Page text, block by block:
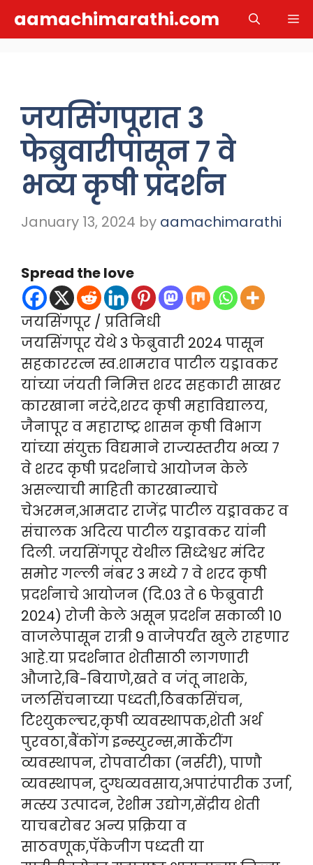
aamachimarathi.com
जयसिंगपूरात 3
फेब्रुवारीपासून 7 वे
भव्य कृषी प्रदर्शन
January 13, 2024 by aamachimarathi
Spread the love
जयसिंगपूर / प्रतिनिधी
जयसिंगपूर येथे 3 फेब्रुवारी 2024 पासून
सहकाररत्न स्व.शामराव पाटील यड्रावकर
यांच्या जंयती निमित्त शरद सहकारी साखर
कारखाना नरंदे,शरद कृषी महाविद्यालय,
जैनापूर व महाराष्ट्र शासन कृषी विभाग
यांच्या संयुक्त विद्यमाने राज्यस्तरीय भव्य 7
वे शरद कृषी प्रदर्शनाचे आयोजन केले
असल्याची माहिती कारखान्याचे
चेअरमन,आमदार राजेंद्र पाटील यड्रावकर व
संचालक अदित्य पाटील यड्रावकर यांनी
दिली. जयसिंगपूर येथील सिध्देश्वर मंदिर
समोर गल्ली नंबर 3 मध्ये 7 वे शरद कृषी
प्रदर्शनाचे आयोजन (दि.03 ते 6 फेब्रुवारी
2024) रोजी केले असून प्रदर्शन सकाळी 10
वाजलेपासून रात्री 9 वाजेपर्यंत खुले राहणार
आहे.या प्रदर्शनात शेतीसाठी लागणारी
औजारे,बि-बियाणे,खते व जंतू नाशके,
जलसिंचनाच्या पध्दती,ठिबकसिंचन,
टिश्युकल्चर,कृषी व्यवस्थापक,शेती अर्थ
पुरवठा,बैंकोंग इन्स्युरन्स,मार्केटींग
व्यवस्थापन, रोपवाटीका (नर्सरी), पाणौ
व्यवस्थापन, दुग्धव्यवसाय,अपारंपारीक उर्जा,
मत्स्य उत्पादन, रेशीम उद्योग,सेंद्रीय शेती
याचबरोबर अन्य प्रक्रिया व
साठवणूक,पॅकेजीग पध्दती या